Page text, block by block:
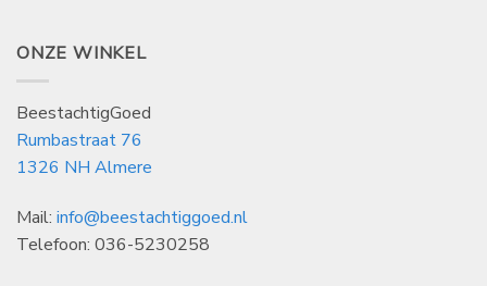
ONZE WINKEL
BeestachtigGoed
Rumbastraat 76
1326 NH Almere
Mail: info@beestachtiggoed.nl
Telefoon: 036-5230258